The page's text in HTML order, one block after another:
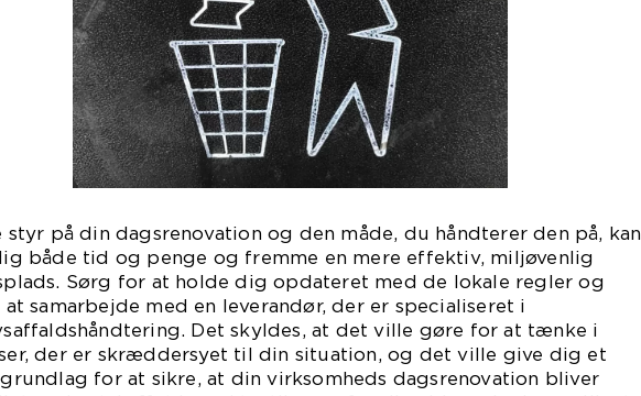
styr på din dagsrenovation og den måde, du håndterer den på, kan
både tid og penge og fremme en mere effektiv, miljøvenlig
Sørg for at holde dig opdateret med de lokale regler og
at samarbejde med en leverandør, der er specialiseret i
Det skyldes, at det ville gøre for at tænke i
der er skræddersyet til din situation, og det ville give dig et
for at sikre, at din virksomheds dagsrenovation bliver